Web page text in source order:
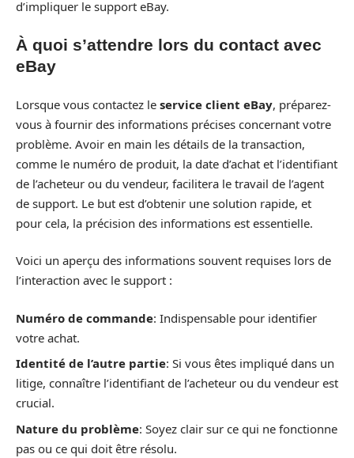
d’impliquer le support eBay.
À quoi s’attendre lors du contact avec
eBay
Lorsque vous contactez le service client eBay, préparez-
vous à fournir des informations précises concernant votre
problème. Avoir en main les détails de la transaction,
comme le numéro de produit, la date d’achat et l’identifiant
de l’acheteur ou du vendeur, facilitera le travail de l’agent
de support. Le but est d’obtenir une solution rapide, et
pour cela, la précision des informations est essentielle.
Voici un aperçu des informations souvent requises lors de
l’interaction avec le support :
Numéro de commande: Indispensable pour identifier
votre achat.
Identité de l’autre partie: Si vous êtes impliqué dans un
litige, connaître l’identifiant de l’acheteur ou du vendeur est
crucial.
Nature du problème: Soyez clair sur ce qui ne fonctionne
pas ou ce qui doit être résolu.